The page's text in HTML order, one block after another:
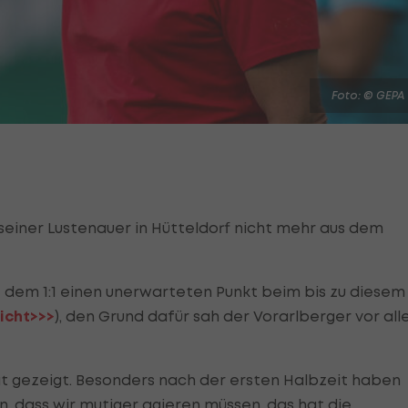
Foto: © GEPA
Lustenauer in Hütteldorf nicht mehr aus dem
1:1 einen unerwarteten Punkt beim bis zu diesem
), den Grund dafür sah der Vorarlberger vor
gezeigt. Besonders nach der ersten Halbzeit haben